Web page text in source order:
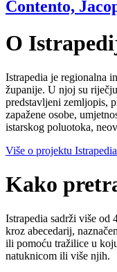
Contento,
O
Istrapedia je regionalna
županije. U njoj su
predstavljeni zemljopis,
zapažene osobe,
istarskog poluotoka,
Više o projektu
Kako
Istrapedia sadrži više od
kroz abecedarij,
ili pomoću tražilice u
natuknicom ili više njih.